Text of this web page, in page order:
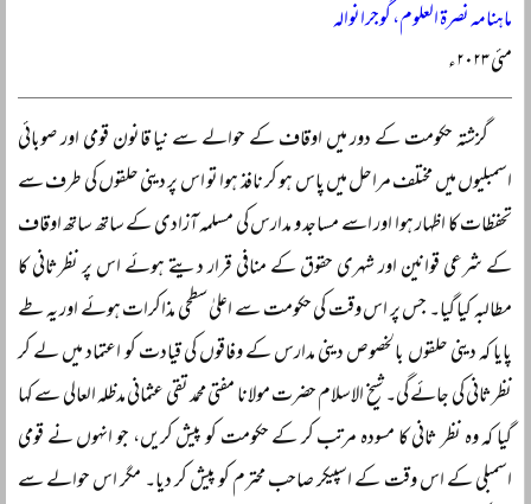
ماہنامہ نصرۃ العلوم، گوجرانوالہ
مئی ۲۰۲۳ء
گزشتہ حکومت کے دور میں اوقاف کے حوالے سے نیا قانون قومی اور صوبائی
اسمبلیوں میں مختلف مراحل میں پاس ہو کر نافذ ہوا تو اس پر دینی حلقوں کی طرف سے
تحفظات کا اظہار ہوا اور اسے مساجد و مدارس کی مسلمہ آزادی کے ساتھ ساتھ اوقاف
کے شرعی قوانین اور شہری حقوق کے منافی قرار دیتے ہوئے اس پر نظرثانی کا
مطالبہ کیا گیا۔ جس پر اس وقت کی حکومت سے اعلیٰ سطحی مذاکرات ہوئے اور یہ طے
پایا کہ دینی حلقوں بالخصوص دینی مدارس کے وفاقوں کی قیادت کو اعتماد میں لے کر
نظرثانی کی جائے گی۔ شیخ الاسلام حضرت مولانا مفتی محمد تقی عثمانی مدظلہ العالی سے کہا
گیا کہ وہ نظر ثانی کا مسودہ مرتب کر کے حکومت کو پیش کریں، جو انہوں نے قومی
اسمبلی کے اس وقت کے اسپیکر صاحب محترم کو پیش کر دیا۔ مگر اس حوالے سے